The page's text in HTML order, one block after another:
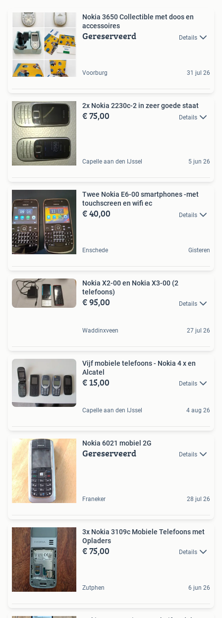
Nokia 3650 Collectible met doos en
accessoires
Gereserveerd Details
Voorburg 31 jul 26
2x Nokia 2230c-2 in zeer goede staat
€ 75,00 Details
Capelle aan den IJssel 5 jun 26
Twee Nokia E6-00 smartphones -met
touchscreen en wifi ec
€ 40,00 Details
Enschede Gisteren
Nokia X2-00 en Nokia X3-00 (2
telefoons)
€ 95,00 Details
Waddinxveen 27 jul 26
Vijf mobiele telefoons - Nokia 4 x en
Alcatel
€ 15,00 Details
Capelle aan den IJssel 4 aug 26
Nokia 6021 mobiel 2G
Gereserveerd Details
Franeker 28 jul 26
3x Nokia 3109c Mobiele Telefoons met
Opladers
€ 75,00 Details
Zutphen 6 jun 26